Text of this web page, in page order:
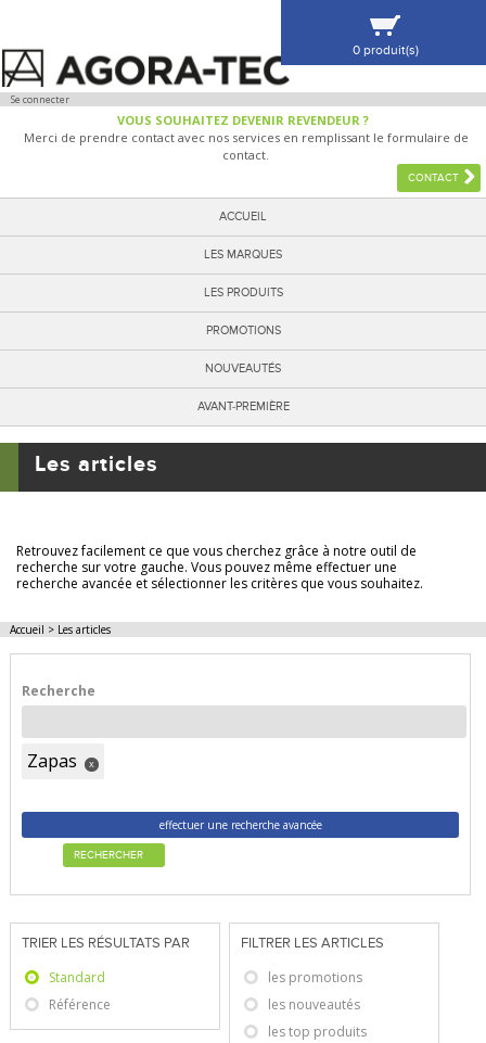
Se connecter
VOUS SOUHAITEZ DEVENIR REVENDEUR ?
Merci de prendre contact avec nos services en remplissant le formulaire de
contact.
CONTACT
ACCUEIL
LES MARQUES
LES PRODUITS
PROMOTIONS
NOUVEAUTÉS
AVANT-PREMIÈRE
0 produit(s)
VOIR MA SÉLECTION
Les articles
Retrouvez facilement ce que vous cherchez grâce à notre outil de
recherche sur votre gauche. Vous pouvez même effectuer une
recherche avancée et sélectionner les critères que vous souhaitez.
Accueil > Les articles
Recherche
Zapas x
effectuer une recherche avancée
RECHERCHER
TRIER LES RÉSULTATS PAR
Standard
Référence
FILTRER LES ARTICLES
les promotions
les nouveautés
les top produits